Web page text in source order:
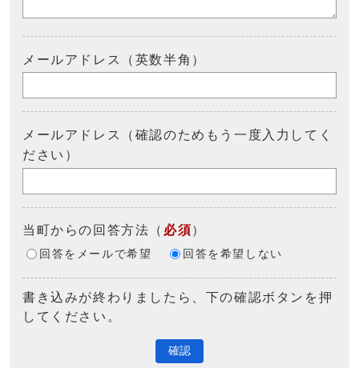
メールアドレス（英数半角）
メールアドレス（確認のためもう一度入力してく
ださい）
当町からの回答方法 （ 必須）
回答をメールで希望 回答を希望しない
書き込みが終わりましたら、下の確認ボタンを押
してください。
確認